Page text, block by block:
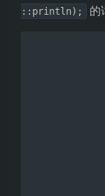
::println);
的